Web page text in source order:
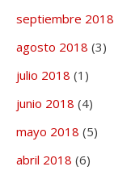
septiembre 2018
agosto 2018 (3)
julio 2018 (1)
junio 2018 (4)
mayo 2018 (5)
abril 2018 (6)